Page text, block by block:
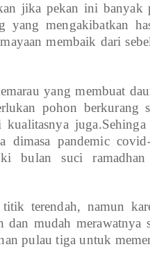
jika pekan ini banyak
yang mengakibatkan
membaik dari
yang membuat
pohon berkurang
dimasa pandemic
bulan suci ramadhan
terendah, namun
dan mudah merawatnya
pulau tiga untuk